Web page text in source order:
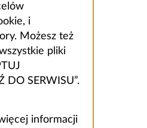
i
Możesz też
pliki
DO SERWISU”.
informacji